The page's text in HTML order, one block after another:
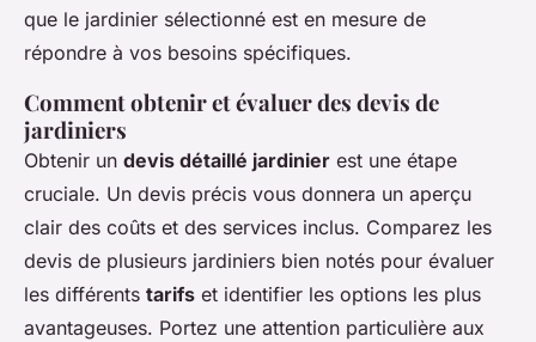
que le jardinier sélectionné est en mesure de
répondre à vos besoins spécifiques.
Comment obtenir et évaluer des devis de
jardiniers
Obtenir un devis détaillé jardinier est une étape
cruciale. Un devis précis vous donnera un aperçu
clair des coûts et des services inclus. Comparez les
devis de plusieurs jardiniers bien notés pour évaluer
les différents tarifs et identifier les options les plus
avantageuses. Portez une attention particulière aux